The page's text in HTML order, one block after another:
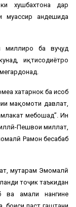
хушбахтона дар
муассир андешида
миллиро ба вуҷуд
иқтисодиётро
хатарнок ба ҳисоб
мақомоти давлат,
мебошад”. Ин
миллӣ-Пешвои миллат,
Раҳмон бесабаб
муҳтарам Эмомалӣ
тоҷик таъкидан
ва амали нангине